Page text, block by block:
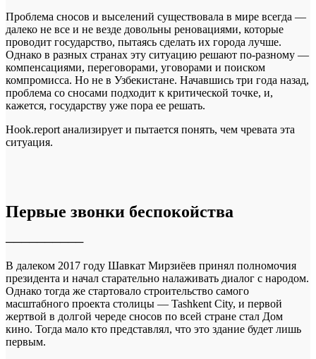
Проблема сносов и выселений существовала в мире всегда —
далеко не все и не везде довольны реновациями, которые
проводит государство, пытаясь сделать их города лучше.
Однако в разных странах эту ситуацию решают по-разному —
компенсациями, переговорами, уговорами и поиском
компромисса. Но не в Узбекистане. Начавшись три года назад,
проблема со сносами подходит к критической точке, и,
кажется, государству уже пора ее решать.
Hook.report анализирует и пытается понять, чем чревата эта
ситуация.
Первые звонки беспокойства
──────────
В далеком 2017 году Шавкат Мирзиёев принял полномочия
президента и начал старательно налаживать диалог с народом.
Однако тогда же стартовало строительство самого
масштабного проекта столицы — Tashkent City, и первой
жертвой в долгой череде сносов по всей стране стал Дом
кино. Тогда мало кто представлял, что это здание будет лишь
первым.